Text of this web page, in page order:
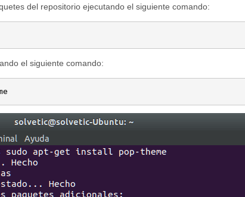
del repositorio ejecutando el siguiente comando:
el siguiente comando: